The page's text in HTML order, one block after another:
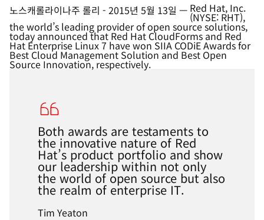
노스캐롤라이나주 롤리 - 2015년 5월 13일 — Red Hat, Inc.
(NYSE: RHT),
the world’s leading provider of open source solutions,
today announced that Red Hat CloudForms and Red
Hat Enterprise Linux 7 have won SIIA CODiE Awards for
Best Cloud Management Solution and Best Open
Source Innovation, respectively.
Both awards are testaments to
the innovative nature of Red
Hat’s product portfolio and show
our leadership within not only
the world of open source but also
the realm of enterprise IT.
Tim Yeaton